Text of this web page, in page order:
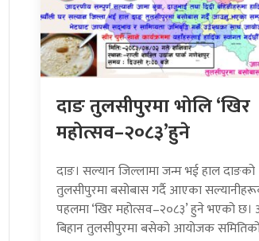
दाङ तुलसीपुरमा भोलि ‘खिर
महोत्सव–२०८३’हुने
दाङ। सल्यान जिल्लामा जन्म भई हाल दाङको
तुलसीपुरमा बसोबास गर्दै आएका
पहलमा ‘खिर महोत्सव–२०८३’ हुने भएको
बिहान तुलसीपुरमा बसेको आयोजक